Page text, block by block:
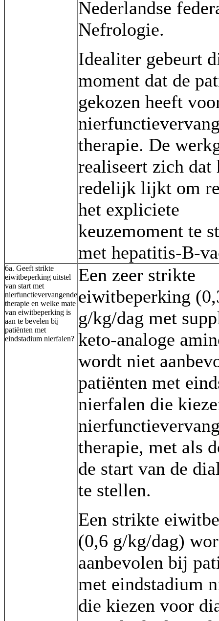
Nederlandse
Nefrologie.
Idealiter gebeurt
moment dat de
gekozen heeft
therapie. De
realiseert zich dat
redelijk lijkt om
het expliciete
keuzemoment te
met hepatitis-B-
6a. Geeft strikte
eiwitbeperking uitstel
van start met
nierfunctievervangende
therapie en welke mate
van eiwitbeperking is
aan te bevelen bij
patiënten met
eindstadium nierfalen?
Een zeer strikte
eiwitbeperking
g/kg/dag met
keto-analoge
wordt niet
patiënten met
nierfalen die
therapie, met als
de start van de
te stellen.
Een strikte
(0,6 g/kg/dag)
aanbevolen bij
met eindstadium
die kiezen voor